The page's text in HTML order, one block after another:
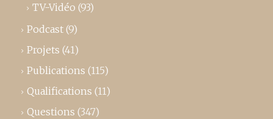
TV-Vidéo (93)
Podcast (9)
Projets (41)
Publications (115)
Qualifications (11)
Questions (347)